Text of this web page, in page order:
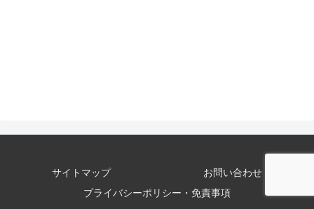
サイトマップ
お問い合わせ
プライバシーポリシー・免責事項